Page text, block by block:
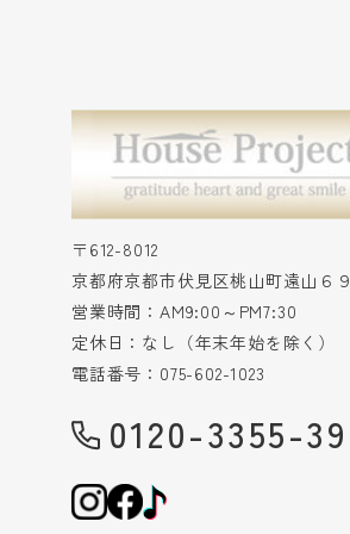
〒612-8012
京都府京都市伏見区桃山町遠山６９
営業時間：AM9:00～PM7:30
定休日：なし（年末年始を除く）
電話番号：075-602-1023
0120-3355-39